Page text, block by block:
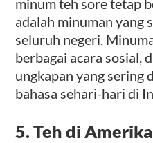
minum teh sore tetap
adalah minuman yang
seluruh negeri.
berbagai acara sosial,
ungkapan yang sering
bahasa sehari-hari di
5. Teh di